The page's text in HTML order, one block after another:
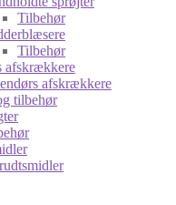
Tilbehør
Tilbehør
afskrækkere
afskrækkere
tilbehør